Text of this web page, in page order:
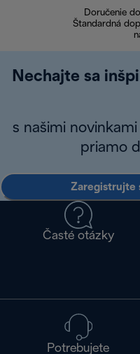
Doručenie
Štandardná
Nechajte sa
s našimi
priamo
Zaregistrujte
Časté otázky
Potrebujete